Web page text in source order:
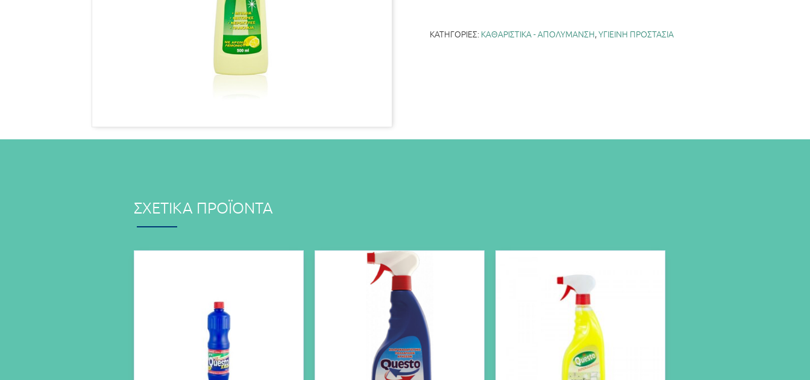
ΚΑΤΗΓΟΡΊΕΣ: ΚΑΘΑΡΙΣΤΙΚΑ - ΑΠΟΛΥΜΑΝΣΗ,ΥΓΙΕΙΝΗ ΠΡΟΣΤΑΣΙΑ
ΣΧΕΤΙΚΆ ΠΡΟΪΌΝΤΑ